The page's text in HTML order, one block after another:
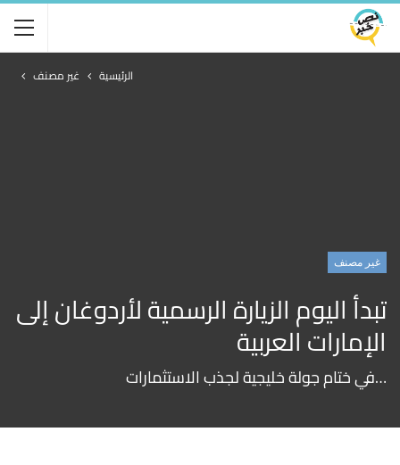
الرئيسية غير مصنف
غير مصنف
تبدأ اليوم الزيارة الرسمية لأردوغان إلى
الإمارات العربية
…في ختام جولة خليجية لجذب الاستثمارات